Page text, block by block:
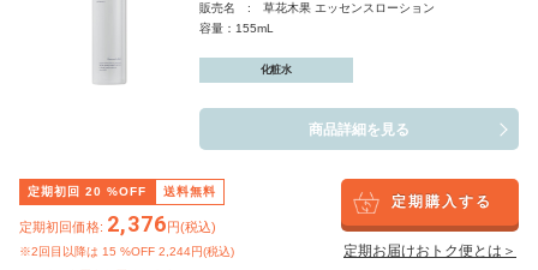
販売名 : 草花木果 エッセンスローション
容量：155mL
化粧水
商品詳細を見る
定期初回 20 %OFF 送料無料
定期初回価格: 2,376円(税込)
※2回目以降は 15 %OFF 2,244円(税込)
定期購入する
定期お届けおトク便とは＞